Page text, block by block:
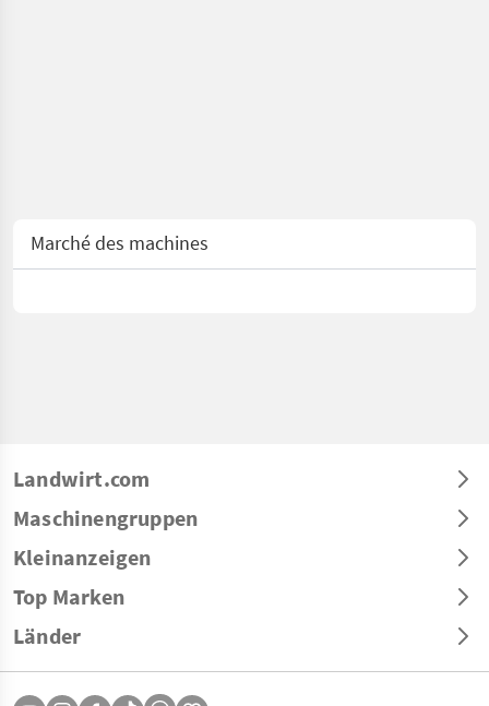
Marché des machines
Landwirt.com
Maschinengruppen
Kleinanzeigen
Top Marken
Länder